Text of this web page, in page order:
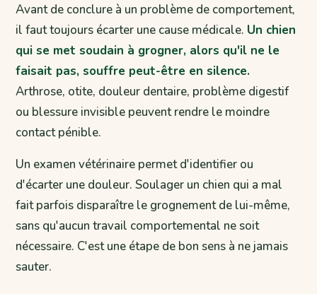
Avant de conclure à un problème de comportement,
il faut toujours écarter une cause médicale. Un chien
qui se met soudain à grogner, alors qu'il ne le
faisait pas, souffre peut-être en silence.
Arthrose, otite, douleur dentaire, problème digestif
ou blessure invisible peuvent rendre le moindre
contact pénible.
Un examen vétérinaire permet d'identifier ou
d'écarter une douleur. Soulager un chien qui a mal
fait parfois disparaître le grognement de lui-même,
sans qu'aucun travail comportemental ne soit
nécessaire. C'est une étape de bon sens à ne jamais
sauter.